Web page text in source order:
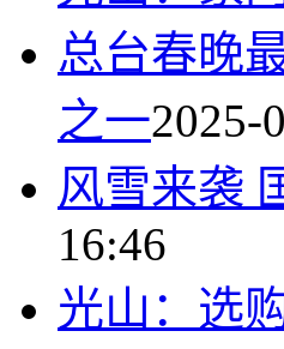
总台春晚
之一2025-
风雪来袭
16:46
光山：选